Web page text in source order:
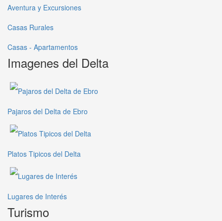
Aventura y Excursiones
Casas Rurales
Casas - Apartamentos
Imagenes del Delta
Pajaros del Delta de Ebro
Platos Tipicos del Delta
Lugares de Interés
Turismo